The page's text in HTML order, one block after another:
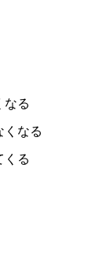
なる
くなる
くる